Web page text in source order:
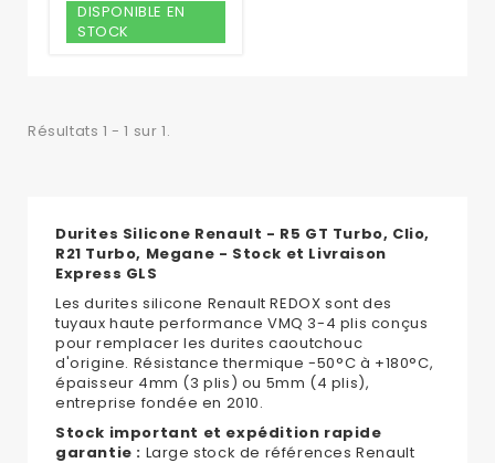
DISPONIBLE EN
STOCK
Résultats 1 - 1 sur 1.
Durites Silicone Renault - R5 GT Turbo, Clio,
R21 Turbo, Megane - Stock et Livraison
Express GLS
Les durites silicone Renault REDOX sont des
tuyaux haute performance VMQ 3-4 plis conçus
pour remplacer les durites caoutchouc
d'origine. Résistance thermique -50°C à +180°C,
épaisseur 4mm (3 plis) ou 5mm (4 plis),
entreprise fondée en 2010.
Stock important et expédition rapide
garantie : Large stock de références Renault